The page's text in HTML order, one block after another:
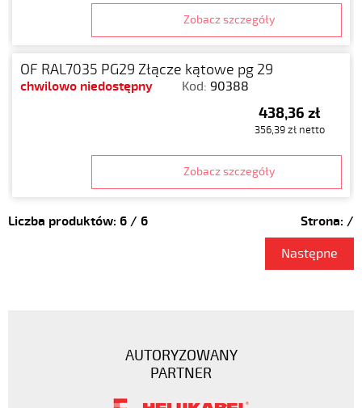
Zobacz szczegóły
OF RAL7035 PG29 Złącze kątowe pg 29
chwilowo niedostępny Kod: 90388
438,36 zł
356,39 zł netto
Zobacz szczegóły
Liczba produktów: 6 / 6 Strona: /
Następne
AUTORYZOWANY
PARTNER